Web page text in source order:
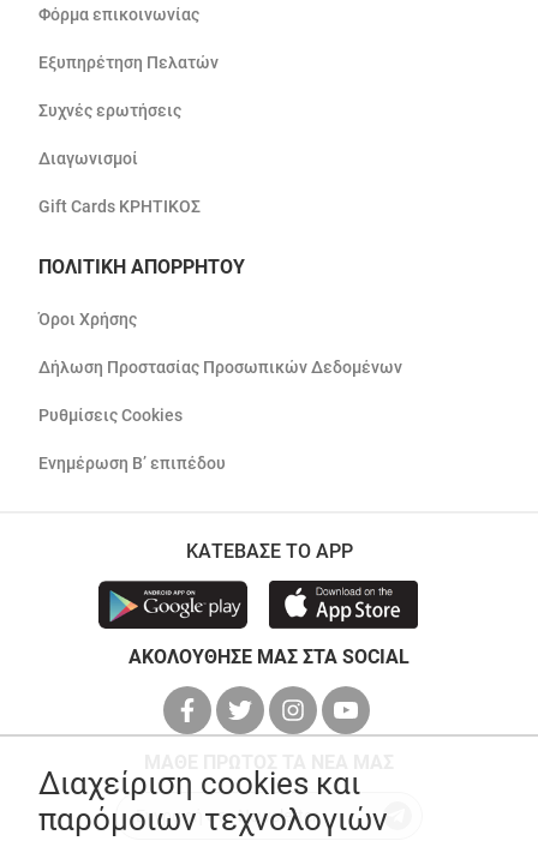
Φόρμα επικοινωνίας
Εξυπηρέτηση Πελατών
Συχνές ερωτήσεις
Διαγωνισμοί
Gift Cards ΚΡΗΤΙΚΟΣ
ΠΟΛΙΤΙΚΗ ΑΠΟΡΡΗΤΟΥ
Όροι Χρήσης
Δήλωση Προστασίας Προσωπικών Δεδομένων
Ρυθμίσεις Cookies
Ενημέρωση Β’ επιπέδου
ΚΑΤΕΒΑΣΕ ΤΟ APP
ΑΚΟΛΟΥΘΗΣΕ ΜΑΣ ΣΤΑ SOCIAL
Διαχείριση cookies και
παρόμοιων τεχνολογιών